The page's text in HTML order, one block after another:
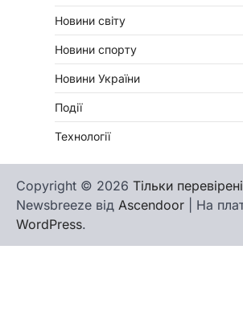
Новини світу
Новини спорту
Новини України
Події
Технології
Copyright © 2026 Тільки перевірені
Newsbreeze від Ascendoor | На
WordPress.